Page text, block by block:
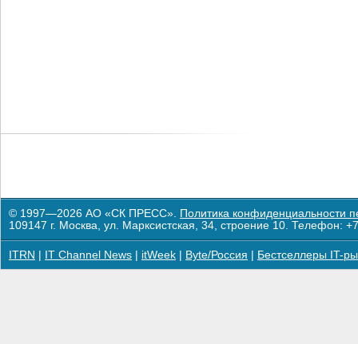
© 1997—2026 АО «СК ПРЕСС». Политика конфиденциальности
109147 г. Москва, ул. Марксистская, 34, строение 10. Телефон:
ITRN IT Channel News itWeek Byte/Россия Бестселлеры IT-